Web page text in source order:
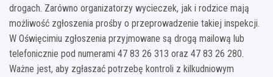
drogach. Zarówno organizatorzy wycieczek, jak i rodzice mają
możliwość zgłoszenia prośby o przeprowadzenie takiej inspekcji.
W Oświęcimiu zgłoszenia przyjmowane są drogą mailową lub
telefonicznie pod numerami 47 83 26 313 oraz 47 83 26 280.
Ważne jest, aby zgłaszać potrzebę kontroli z kilkudniowym